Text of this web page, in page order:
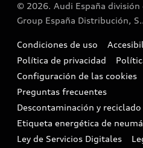
Audi y los semiconductores
Etiquetas medioambientales
Vehículo de sustitución
Audi Shop
Airbag Takata
Motores Diésel
Buscador de concesionarios
Cita taller
Compliance e integridad
Canales de denuncia
© 2026. Audi España división
Group España Distribución,
Condiciones de uso
Política de privacidad
Configuración de las cookies
Preguntas frecuentes
Descontaminación y reciclado
Etiqueta energética de
Ley de Servicios Digitales